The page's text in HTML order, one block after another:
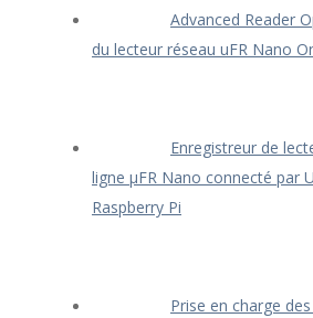
Advanced Reader
du lecteur réseau uFR Nano
Enregistreur de
ligne μFR Nano connecté par
Raspberry Pi
Prise en charge